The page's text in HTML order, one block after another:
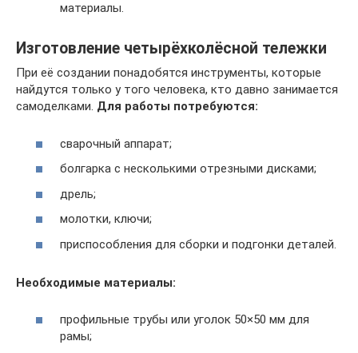
материалы.
Изготовление четырёхколёсной тележки
При её создании понадобятся инструменты, которые
найдутся только у того человека, кто давно занимается
самоделками. Для работы потребуются:
сварочный аппарат;
болгарка с несколькими отрезными дисками;
дрель;
молотки, ключи;
приспособления для сборки и подгонки деталей.
Необходимые материалы:
профильные трубы или уголок 50×50 мм для
рамы;